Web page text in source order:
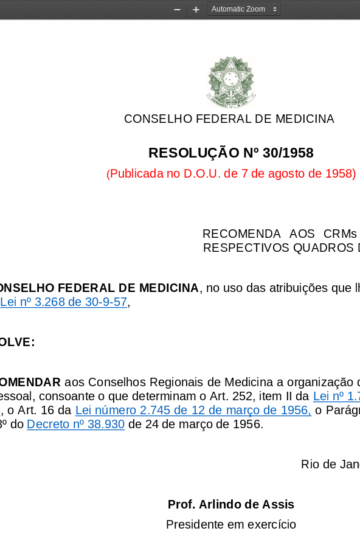
Zoom
Zoom
CONSELHO FEDERAL DE MEDICINA
RESOLUÇÃO Nº 30/1958
(Publicada no D.O.U. de 7 de agosto de 1958)
RECOMENDA  AOS  CRMs
RESPECTIVOS QUADROS
FEDERAL DE MEDICINA , no uso das atribuições que
Lei nº 3.268 de 30-9-57
aos Conselhos Regionais de Medicina a organização
consoante o que determinam o Art. 252, item II da Lei nº
, o Art. 16 da Lei número 2.745 de 12 de março de 1956, o
do Decreto nº 38.930 de 24 de março de 1956.
Rio de
Prof. Arlindo de Assis
Presidente em exercício